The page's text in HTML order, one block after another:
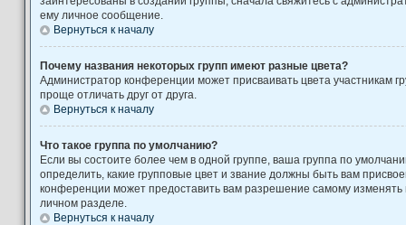
ему личное сообщение.
Вернуться к началу
Почему названия некоторых групп имеют разные цвета?
Администратор конференции может присваивать цвета участникам
проще отличать друг от друга.
Вернуться к началу
Что такое группа по умолчанию?
Если вы состоите более чем в одной группе, ваша группа по
определить, какие групповые цвет и звание должны быть вам
конференции может предоставить вам разрешение самому изменять
личном разделе.
Вернуться к началу